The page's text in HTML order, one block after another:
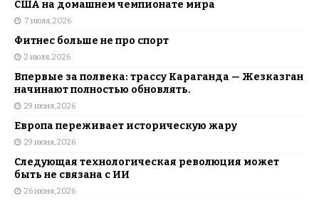
США на домашнем чемпионате мира
7 июля, 2026
Фитнес больше не про спорт
2 июля, 2026
Впервые за полвека: трассу Караганда — Жезказган
начинают полностью обновлять.
29 июня, 2026
Европа переживает историческую жару
29 июня, 2026
Следующая технологическая революция может
быть не связана с ИИ
26 июня, 2026